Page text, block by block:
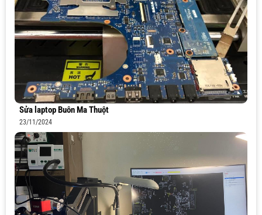
Sửa laptop Buôn Ma Thuột
23/11/2024